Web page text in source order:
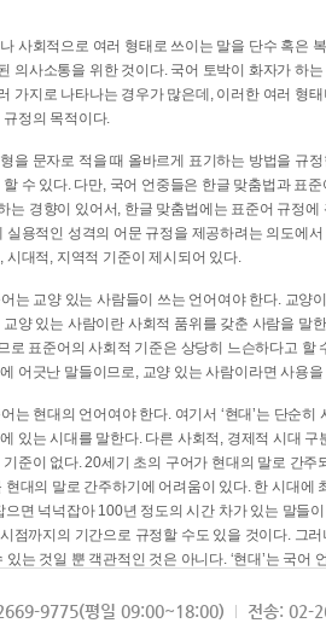
사회적으로 여러 형태로 쓰이는 말을 단수 혹은
의사소통을 위한 것이다. 국어 토박이 화자가 하
가지로 나타나는 경우가 많은데, 이러한 여러 형
정의 목적이다.
을 문자로 적을 때 올바르게 표기하는 방법을 규
수 있다. 다만, 국어 언중들은 한글 맞춤법과 표
는 경향이 있어서, 한글 맞춤법에는 표준어 규정
실용적인 성격의 어문 규정을 제공하려는 의도에
시대적, 지역적 기준이 제시되어 있다.
는 교양 있는 사람들이 쓰는 언어여야 한다. 교양
교양 있는 사람이란 사회적 품위를 갖춘 사람을 말
로 표준어의 사회적 기준은 상당히 느슨하다고 할
어긋난 말들이므로, 교양 있는 사람이라면 사용
는 현대의 언어여야 한다. 여기서 ‘현대’는 단순
있는 시대를 말한다. 다른 사회적, 경제적 시대
준이 없다. 20세기 초의 구어가 현대의 말로 간주
대의 말로 간주하기에 어려움이 있다. 한 시대에
면 넉넉잡아 100년 정도의 시간 차가 있는 말들
점까지의 기간으로 규정할 수도 있을 것이다. 그러
는 것일 뿐 객관적인 것은 아니다. ‘현대’는 국어
는 서울말이어야 한다. 이는 표준어의 공용어적
9775(평일 09:00~18:00) 전송: 02-